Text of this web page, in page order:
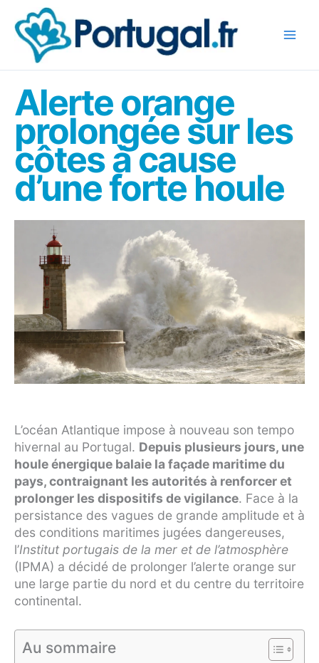
contenu
Alerte orange
prolongée sur les
côtes à cause
d’une forte houle
L’océan Atlantique impose à nouveau son tempo
hivernal au Portugal. Depuis plusieurs jours, une
houle énergique balaie la façade maritime du
pays, contraignant les autorités à renforcer et
prolonger les dispositifs de vigilance. Face à la
persistance des vagues de grande amplitude et à
des conditions maritimes jugées dangereuses,
l’Institut portugais de la mer et de l’atmosphère
(IPMA) a décidé de prolonger l’alerte orange sur
une large partie du nord et du centre du territoire
continental.
Au sommaire